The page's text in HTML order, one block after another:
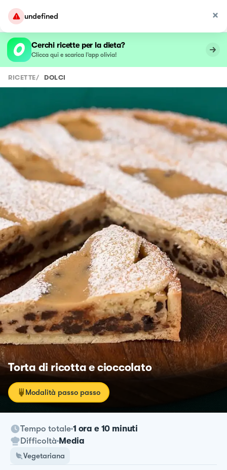
undefined
Cerchi ricette per la dieta?
Clicca qui e scarica l’app olivia!
RICETTE/ DOLCI
Torta di ricotta e cioccolato
Modalità passo passo
Tempo totale 1 ora e 10 minuti
Difficoltà Media
Vegetariana